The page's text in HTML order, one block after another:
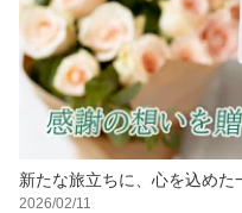
新たな旅立ちに、心を込め
2026/02/11